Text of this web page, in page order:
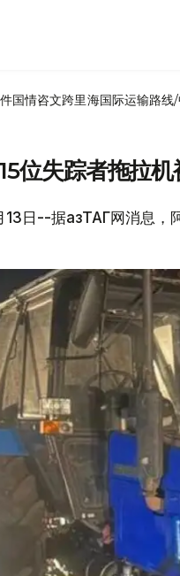
国情咨文跨里海国际运输路线
位失踪者拖拉机
日--据ҚазТАГ网消息，